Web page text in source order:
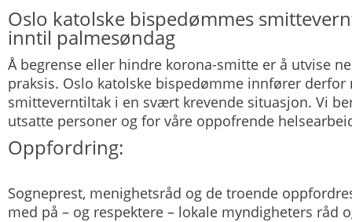
Oslo katolske bispedømmes
inntil palmesøndag
Å begrense eller hindre korona-smitte er å utvise
praksis. Oslo katolske bispedømme innfører derfor
smitteverntiltak i en svært krevende situasjon. Vi
utsatte personer og for våre oppofrende
Oppfordring:
Sogneprest, menighetsråd og de troende
med på – og respektere – lokale myndigheters råd